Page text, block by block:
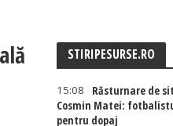
STIRIPESURSE.RO
15:08
Răsturnare de
Cosmin Matei:
pentru dopaj